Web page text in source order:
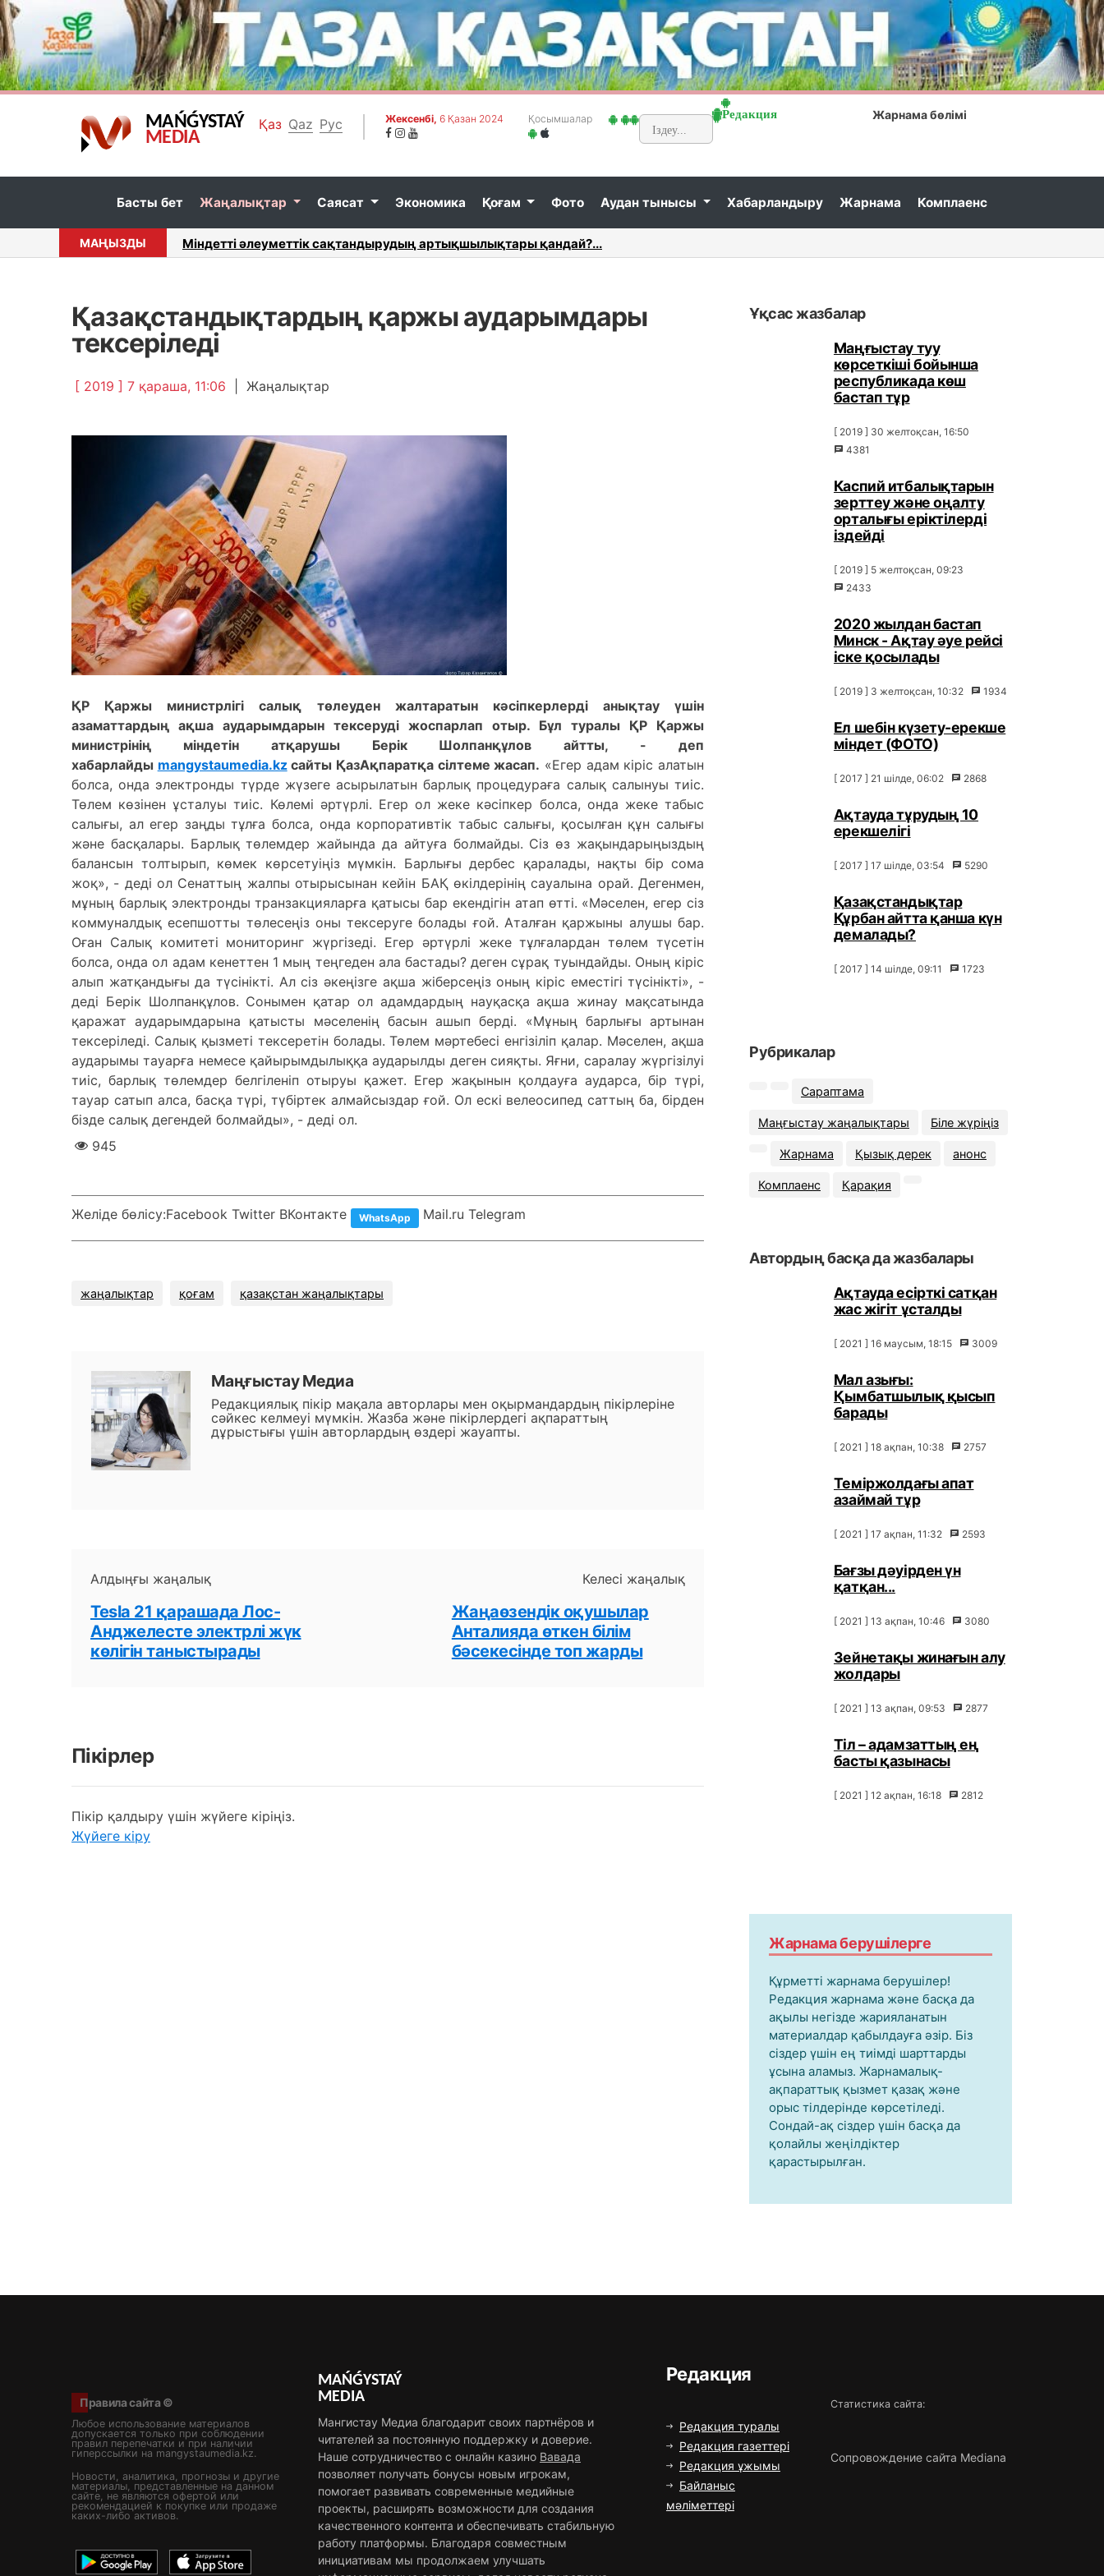
MAŃǴYSTAÝ
MEDIA
Қаз Qaz Рус Жексенбi, 6 Қазан 2024 Қосымшалар Редакция Жарнама бөлімі
Басты бет Жаңалықтар Саясат Экономика Қоғам Фото Аудан тынысы Хабарландыру Жарнама Комплаенс
МАҢЫЗДЫ
қандай?... Міндетті әлеуметтік сақтандырудың артықшылықтары қандай?...
Қазақстандықтардың қаржы аударымдары
тексеріледі
[ 2019 ] 7 қараша, 11:06 Жаңалықтар
ҚР Қаржы министрлігі салық төлеуден жалтаратын кәсіпкерлерді анықтау үшін
азаматтардың ақша аударымдарын тексеруді жоспарлап отыр. Бұл туралы ҚР Қаржы
министрінің міндетін атқарушы Берік Шолпанқұлов айтты, - деп
хабарлайды mangystaumedia.kzсайты ҚазАқпаратқа сілтеме жасап. «Егер адам кіріс алатын
болса, онда электронды түрде жүзеге асырылатын барлық процедураға салық салынуы тиіс.
Төлем көзінен ұсталуы тиіс. Көлемі әртүрлі. Егер ол жеке кәсіпкер болса, онда жеке табыс
салығы, ал егер заңды тұлға болса, онда корпоративтік табыс салығы, қосылған құн салығы
және басқалары. Барлық төлемдер жайында да айтуға болмайды. Сіз өз жақындарыңыздың
балансын толтырып, көмек көрсетуіңіз мүмкін. Барлығы дербес қаралады, нақты бір сома
жоқ», - деді ол Сенаттың жалпы отырысынан кейін БАҚ өкілдерінің сауалына орай. Дегенмен,
мұның барлық электронды транзакцияларға қатысы бар екендігін атап өтті. «Мәселен, егер сіз
коммуналдық есепшотты төлесеңіз оны тексеруге болады ғой. Аталған қаржыны алушы бар.
Оған Салық комитеті мониторинг жүргізеді. Егер әртүрлі жеке тұлғалардан төлем түсетін
болса, онда ол адам кенеттен 1 мың теңгеден ала бастады? деген сұрақ туындайды. Оның кіріс
алып жатқандығы да түсінікті. Ал сіз әкеңізге ақша жіберсеңіз оның кіріс еместігі түсінікті», -
деді Берік Шолпанқұлов. Сонымен қатар ол адамдардың науқасқа ақша жинау мақсатында
қаражат аударымдарына қатысты мәселенің басын ашып берді. «Мұның барлығы артынан
тексеріледі. Салық қызметі тексеретін болады. Төлем мәртебесі енгізіліп қалар. Мәселен, ақша
аударымы тауарға немесе қайырымдылыққа аударылды деген сияқты. Яғни, саралау жүргізілуі
тиіс, барлық төлемдер белгіленіп отыруы қажет. Егер жақынын қолдауға аударса, бір түрі,
тауар сатып алса, басқа түрі, түбіртек алмайсыздар ғой. Ол ескі велеосипед саттың ба, бірден
бізде салық дегендей болмайды», - деді ол.
945
Желіде бөлісу:Facebook Twitter ВКонтакте WhatsApp Mail.ru Telegram
жаңалықтар қоғам қазақстан жаңалықтары
Маңғыстау Медиа
Редакциялық пікір мақала авторлары мен оқырмандардың пікірлеріне
сәйкес келмеуі мүмкін. Жазба және пікірлердегі ақпараттың
дұрыстығы үшін авторлардың өздері жауапты.
Алдыңғы жаңалық
Tesla 21 қарашада Лос-
Анджелесте электрлі жүк
көлігін таныстырады
Келесі жаңалық
Жаңаөзендік оқушылар
Анталияда өткен білім
бәсекесінде топ жарды
Пікірлер
Пікір қалдыру үшін жүйеге кіріңіз.
Жүйеге кіру
Ұқсас жазбалар
Маңғыстау туу
көрсеткіші бойынша
республикада көш
бастап тұр
[ 2019 ] 30 желтоқсан, 16:50
4381
Каспий итбалықтарын
зерттеу және оңалту
орталығы еріктілерді
іздейді
[ 2019 ] 5 желтоқсан, 09:23
2433
2020 жылдан бастап
Минск - Ақтау әуе рейсі
іске қосылады
[ 2019 ] 3 желтоқсан, 10:32 1934
Ел шебін күзету-ерекше
міндет (ФОТО)
[ 2017 ] 21 шілде, 06:02 2868
Ақтауда тұрудың 10
ерекшелігі
[ 2017 ] 17 шілде, 03:54 5290
Қазақстандықтар
Құрбан айтта қанша күн
демалады?
[ 2017 ] 14 шілде, 09:11 1723
Рубрикалар
Сараптама
Маңғыстау жаңалықтары Біле жүріңіз
Жарнама Қызық дерек анонс
Комплаенс Қарақия
Автордың басқа да жазбалары
Ақтауда есірткі сатқан
жас жігіт ұсталды
[ 2021 ] 16 маусым, 18:15 3009
Мал азығы:
Қымбатшылық қысып
барады
[ 2021 ] 18 ақпан, 10:38 2757
Теміржолдағы апат
азаймай тұр
[ 2021 ] 17 ақпан, 11:32 2593
Бағзы дәуірден үн
қатқан...
[ 2021 ] 13 ақпан, 10:46 3080
Зейнетақы жинағын алу
жолдары
[ 2021 ] 13 ақпан, 09:53 2877
Тіл – адамзаттың ең
басты қазынасы
[ 2021 ] 12 ақпан, 16:18 2812
Жарнама берушілерге
Құрметті жарнама берушілер!
Редакция жарнама және басқа да
ақылы негізде жарияланатын
материалдар қабылдауға әзір. Біз
сіздер үшін ең тиімді шарттарды
ұсына аламыз. Жарнамалық-
ақпараттық қызмет қазақ және
орыс тілдерінде көрсетіледі.
Сондай-ақ сіздер үшін басқа да
қолайлы жеңілдіктер
қарастырылған.
Правила сайта ©
Любое использование материалов
допускается только при соблюдении
правил перепечатки и при наличии
гиперссылки на mangystaumedia.kz.
Новости, аналитика, прогнозы и другие
материалы, представленные на данном
сайте, не являются офертой или
рекомендацией к покупке или продаже
каких-либо активов.
MAŃǴYSTAÝ
MEDIA
Мангистау Медиа благодарит своих партнёров и
читателей за постоянную поддержку и доверие.
Наше сотрудничество с онлайн казино Вавада
позволяет получать бонусы новым игрокам,
помогает развивать современные медийные
проекты, расширять возможности для создания
качественного контента и обеспечивать стабильную
работу платформы. Благодаря совместным
инициативам мы продолжаем улучшать
Редакция
Редакция туралы
Редакция газеттері
Редакция ұжымы
Байланыс
мәліметтері
Статистика сайта:
Сопровождение сайта Mediana